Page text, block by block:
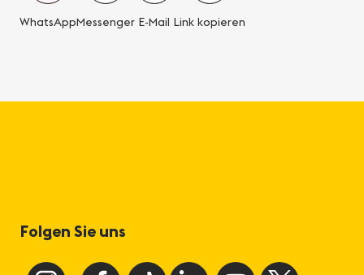
WhatsAppMessenger E-Mail Link kopieren
Folgen Sie uns